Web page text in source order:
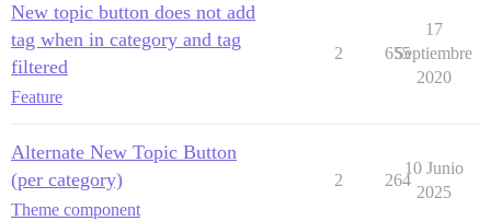
New topic button does not add
tag when in category and tag
filtered
Feature
2 655
17
Septiembre
2020
Alternate New Topic Button
(per category)
Theme component
2 264
10 Junio
2025